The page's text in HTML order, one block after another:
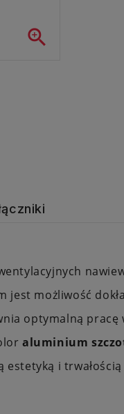

jest możliwość
optymalną
aluminium
i